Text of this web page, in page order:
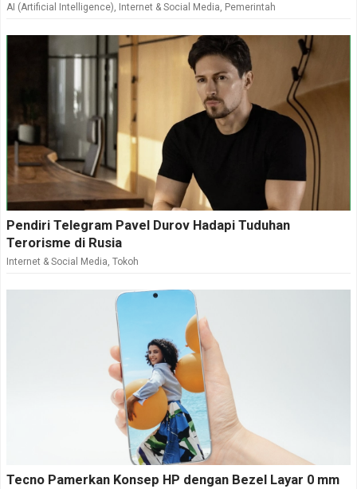
AI (Artificial Intelligence), Internet & Social Media, Pemerintah
Pendiri Telegram Pavel Durov Hadapi Tuduhan
Terorisme di Rusia
Internet & Social Media, Tokoh
Tecno Pamerkan Konsep HP dengan Bezel Layar 0 mm